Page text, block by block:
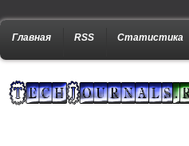
Главная RSS Статистика